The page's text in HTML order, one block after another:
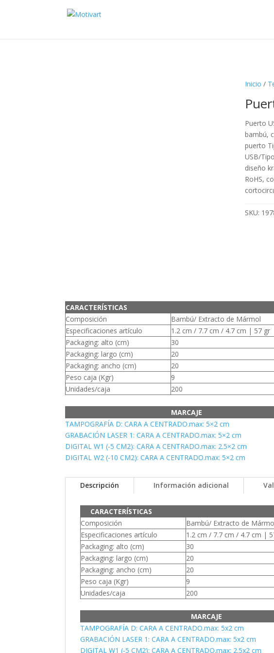
Inicio /
Puerto
bambú,
puerto
USB/
diseño
RoHS,
SKU:
CARACTERÍSTICAS
Composición
Bambú/ Extracto de Mármol
Especificaciones artículo
1.2 cm / 7.7 cm / 4.7 cm | 57 gr
Packaging: alto (cm)
30
Packaging: largo (cm)
20
Packaging: ancho (cm)
20
Peso caja (Kgr)
9
Unidades/caja
200
MARCAJE
TAMPOGRAFÍA D: CARA A CENTRADO.max: 5×2 cm
GRABACIÓN LASER 1: CARA A CENTRADO.max: 5×2 cm
DIGITAL W1 (-5 CM2): CARA A CENTRADO.max: 2.5×2 cm
DIGITAL W2 (-10 CM2): CARA A CENTRADO.max: 5×2 cm
Descripción Información adicional
CARACTERÍSTICAS
Composición
Bambú/ Extracto de
Especificaciones artículo
1.2 cm / 7.7 cm / 4.7 cm |
Packaging: alto (cm)
30
Packaging: largo (cm)
20
Packaging: ancho (cm)
20
Peso caja (Kgr)
9
Unidades/caja
200
MARCAJE
TAMPOGRAFÍA D: CARA A CENTRADO.max: 5x2 cm
GRABACIÓN LASER 1: CARA A CENTRADO.max: 5x2 cm
DIGITAL W1 (-5 CM2): CARA A CENTRADO.max: 2.5x2 cm